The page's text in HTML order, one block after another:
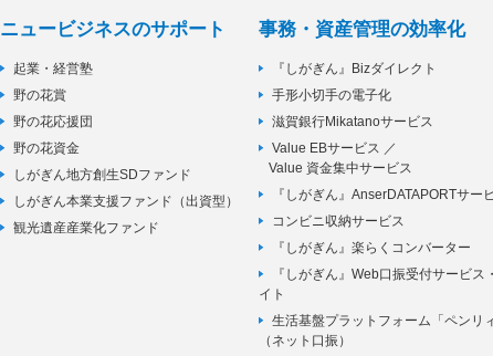
ニュービジネスのサポート
起業・経営塾
野の花賞
野の花応援団
野の花資金
しがぎん地方創生SDファンド
しがぎん本業支援ファンド（出資型）
観光遺産産業化ファンド
事務・資産管理の効率化
『しがぎん』Bizダイレクト
手形小切手の電子化
滋賀銀行Mikatanoサービス
Value EBサービス ／
Value 資金集中サービス
『しがぎん』AnserDATAPORTサー
コンビニ収納サービス
『しがぎん』楽らくコンバーター
『しがぎん』Web口振受付サービス
イト
生活基盤プラットフォーム「ペンリィ
（ネット口振）